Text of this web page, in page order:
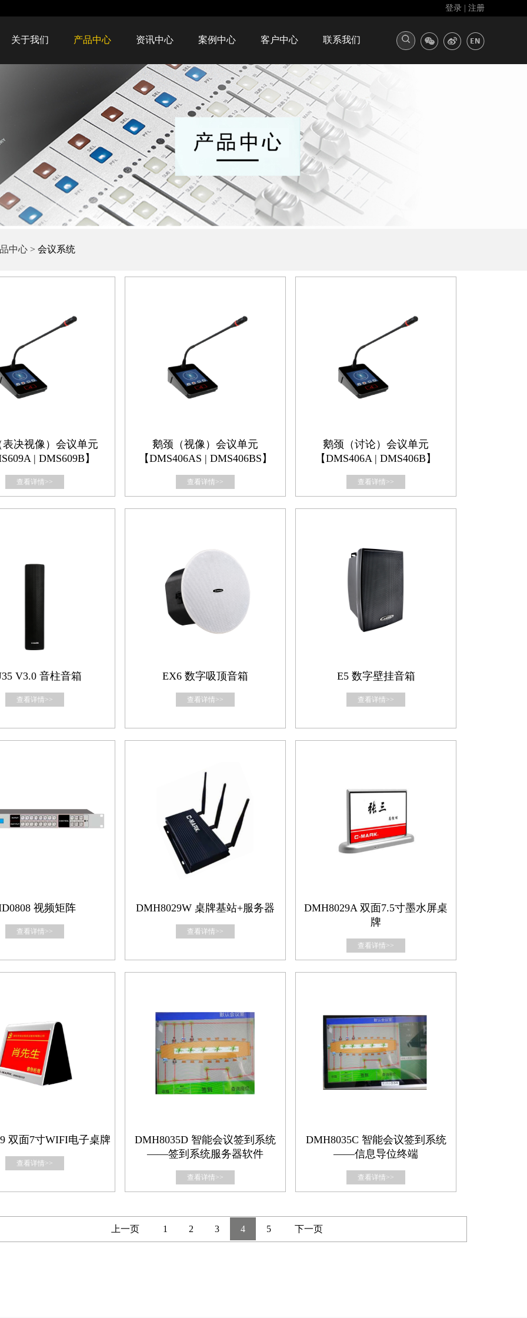
登录 注册
关于我们 产品中心 资讯中心 案例中心 客户中心 联系我们
中心 > 会议系统
表决视像）会议单元
| DMS609B】
查看详情>>
鹅颈（视像）会议单元
【DMS406AS | DMS406BS】
查看详情>>
鹅颈（讨论）会议单元
【DMS406A | DMS406B】
查看详情>>
V3.0 音柱音箱
查看详情>>
EX6 数字吸顶音箱
查看详情>>
E5 数字壁挂音箱
查看详情>>
视频矩阵
查看详情>>
DMH8029W 桌牌基站+服务器
查看详情>>
DMH8029A 双⾯7.5⼨墨⽔屏桌
牌
查看详情>>
双⾯7⼨WIFI电⼦桌牌
查看详情>>
DMH8035D 智能会议签到系统
——签到系统服务器软件
查看详情>>
DMH8035C 智能会议签到系统
——信息导位终端
查看详情>>
上一页 1 2 3 4 5 下一页